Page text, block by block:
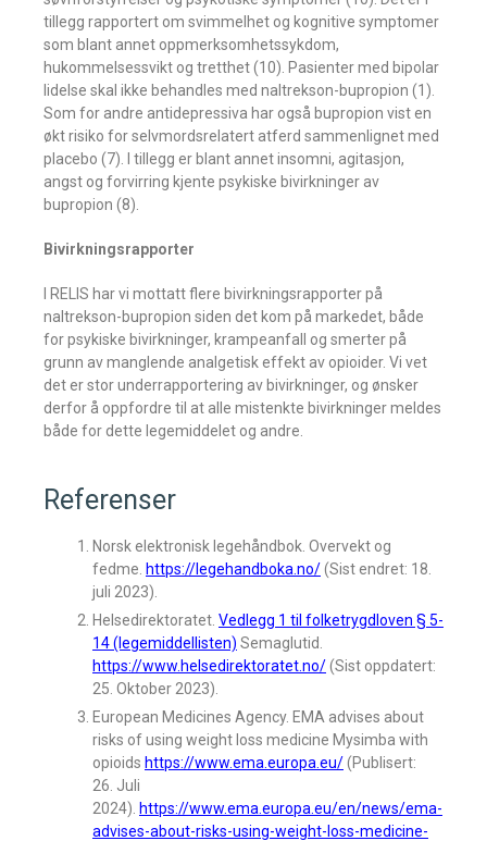
tillegg rapportert om svimmelhet og kognitive symptomer
som blant annet oppmerksomhetssykdom,
hukommelsessvikt og tretthet (10). Pasienter med bipolar
lidelse skal ikke behandles med naltrekson-bupropion (1).
Som for andre antidepressiva har også bupropion vist en
økt risiko for selvmordsrelatert atferd sammenlignet med
placebo (7). I tillegg er blant annet insomni, agitasjon,
angst og forvirring kjente psykiske bivirkninger av
bupropion (8).
Bivirkningsrapporter
I RELIS har vi mottatt flere bivirkningsrapporter på
naltrekson-bupropion siden det kom på markedet, både
for psykiske bivirkninger, krampeanfall og smerter på
grunn av manglende analgetisk effekt av opioider. Vi vet
det er stor underrapportering av bivirkninger, og ønsker
derfor å oppfordre til at alle mistenkte bivirkninger meldes
både for dette legemiddelet og andre.
Referenser
Norsk elektronisk legehåndbok. Overvekt og
fedme. https://legehandboka.no/(Sist endret: 18.
juli 2023).
Helsedirektoratet. Vedlegg 1 til folketrygdloven § 5-
14 (legemiddellisten) Semaglutid.
https://www.helsedirektoratet.no/(Sist oppdatert:
25. Oktober 2023).
European Medicines Agency. EMA advises about
risks of using weight loss medicine Mysimba with
opioids https://www.ema.europa.eu/(Publisert:
26. Juli
2024). https://www.ema.europa.eu/en/news/ema-
advises-about-risks-using-weight-loss-medicine-